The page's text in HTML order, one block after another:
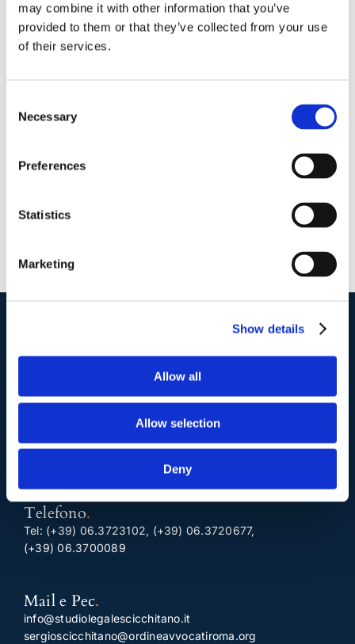
may combine it with other information that you’ve
provided to them or that they’ve collected from your use
of their services.
Selection
Necessary
Preferences
Statistics
Marketing
Show details
Allow all
Allow selection
Deny
Approvato il decreto legislativo recante
disposizioni di modifica della disciplina del
regime di procedibilità per taluni reati
News | 0 Commenti
I nostri contatti.
Indirizzo postale unificato.
Studio Legale Scicchitano
Via Emilio Faà di Bruno, 4
Telefono.
Tel: (+39) 06.3723102, (+39) 06.3720677,
(+39) 06.3700089
Mail e Pec.
info@studiolegalescicchitano.it
sergioscicchitano@ordineavvocatiroma.org